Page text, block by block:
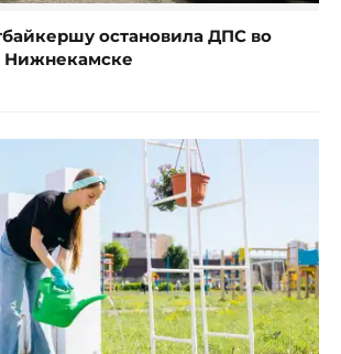
остановила ДПС во
Нижнекамске